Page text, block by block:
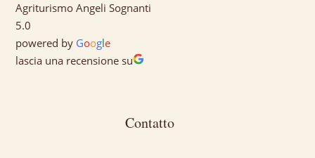
Agriturismo Angeli Sognanti
5.0
powered by Google
lascia una recensione su
Contatto